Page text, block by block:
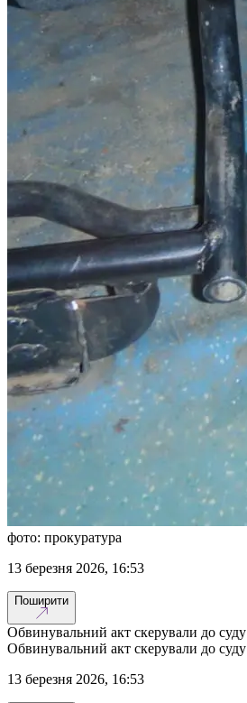
фото: прокуратура
13 березня 2026, 16:53
Поширити
Обвинувальний акт скерували до суду
Обвинувальний акт скерували до суду
13 березня 2026, 16:53